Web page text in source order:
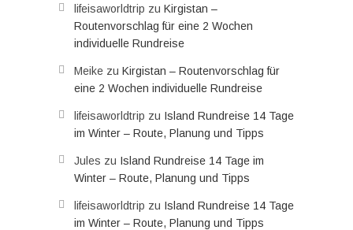
lifeisaworldtrip zu Kirgistan –
Routenvorschlag für eine 2 Wochen
individuelle Rundreise
Meike zu Kirgistan – Routenvorschlag für
eine 2 Wochen individuelle Rundreise
lifeisaworldtrip zu Island Rundreise 14 Tage
im Winter – Route, Planung und Tipps
Jules zu Island Rundreise 14 Tage im
Winter – Route, Planung und Tipps
lifeisaworldtrip zu Island Rundreise 14 Tage
im Winter – Route, Planung und Tipps